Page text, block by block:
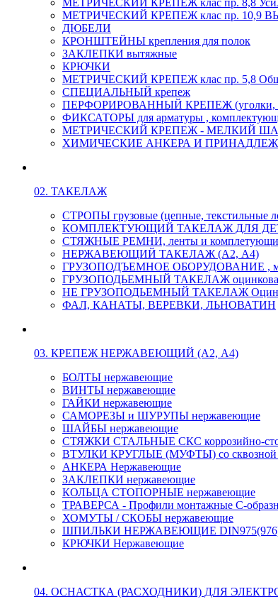
МЕТРИЧЕСКИЙ КРЕПЕЖ клас пр. 8,8
МЕТРИЧЕСКИЙ КРЕПЕЖ клас пр. 10,9
ДЮБЕЛИ
КРОНШТЕЙНЫ крепления для полок
ЗАКЛЕПКИ вытяжные
КРЮЧКИ
МЕТРИЧЕСКИЙ КРЕПЕЖ клас пр. 5,8
СПЕЦИАЛЬНЫЙ крепеж
ПЕРФОРИРОВАННЫЙ КРЕПЕЖ (уголки,
ФИКСАТОРЫ для арматуры ,
МЕТРИЧЕСКИЙ КРЕПЕЖ - МЕЛКИЙ ШАГ
ХИМИЧЕСКИЕ АНКЕРА И
02. ТАКЕЛАЖ
СТРОПЫ грузовые (цепные, текстильные
КОМПЛЕКТУЮЩИЙ ТАКЕЛАЖ ДЛЯ
СТЯЖНЫЕ РЕМНИ, ленты и
НЕРЖАВЕЮЩИЙ ТАКЕЛАЖ (А2, А4)
ГРУЗОПОДЪЕМНОЕ ОБОРУДОВАНИЕ ,
ГРУЗОПОДЬЕМНЫЙ ТАКЕЛАЖ
НЕ ГРУЗОПОДЬЕМНЫЙ ТАКЕЛАЖ
ФАЛ, КАНАТЫ, ВЕРЕВКИ, ЛЬНОВАТИН
03. КРЕПЕЖ НЕРЖАВЕЮЩИЙ (А2, А4)
БОЛТЫ нержавеющие
ВИНТЫ нержавеющие
ГАЙКИ нержавеющие
САМОРЕЗЫ и ШУРУПЫ нержавеющие
ШАЙБЫ нержавеющие
СТЯЖКИ СТАЛЬНЫЕ СКС коррозийно-
ВТУЛКИ КРУГЛЫЕ (МУФТЫ) со сквозной
АНКЕРА Нержавеющие
ЗАКЛЕПКИ нержавеющие
КОЛЬЦА СТОПОРНЫЕ нержавеющие
ТРАВЕРСА - Профили монтажные С-
ХОМУТЫ / СКОБЫ нержавеющие
ШПИЛЬКИ НЕРЖАВЕЮЩИЕ DIN975(976)
КРЮЧКИ Нержавеющие
04. ОСНАСТКА (РАСХОДНИКИ) ДЛЯ